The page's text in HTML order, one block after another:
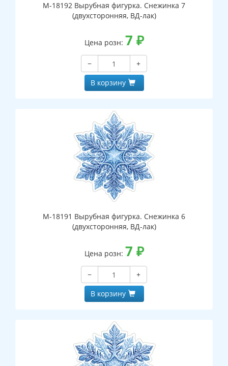
М-18192 Вырубная фигурка. Снежинка 7
(двухсторонняя, ВД-лак)
Цена розн: 7 ₽
−
+
В корзину
М-18191 Вырубная фигурка. Снежинка 6
(двухсторонняя, ВД-лак)
Цена розн: 7 ₽
−
+
В корзину